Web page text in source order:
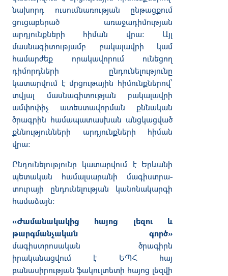
նախորդ ուսումնառության ընթացքում
ցուցաբերած առաջադիմության
արդյունքների հիման վրա։ Այլ
մասնագիտությամբ բակալավրի կամ
համարժեք որակավորում ունեցող
դիմորդների ընդունելությունը
կատարվում է մրցութային հիմունքներով՝
տվյալ մասնագիտության բակալավրի
ամփոփիչ ատեստավորման քննական
ծրագրին համապատասխան անցկացված
քննությունների արդյունքների հիման
վրա։
Ընդունելությունը կատարվում է Երևանի
պետական համալսարանի մագիստրա­
տուրայի ընդունելության կանոնակարգի
համաձայն։
«Ժամանակակից հայոց լեզու և
թարգմանչական գործ»
մագիստրոսական ծրագիրն
իրականացվում է ԵՊՀ հայ
բանասիրության ֆակուլտետի հայոց լեզվի